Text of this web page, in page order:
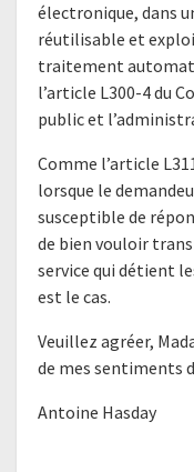
électronique, dans
réutilisable et
traitement
l’article L300-4 du
public et
Comme l’article
lorsque le
susceptible de
de bien vouloir
service qui détient
est le cas.
Veuillez agréer,
de mes sentiments
Antoine Hasday